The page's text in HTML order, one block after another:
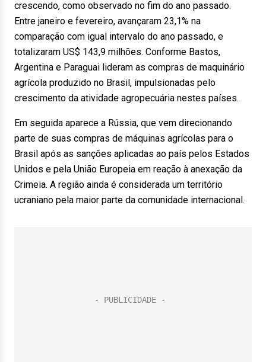
crescendo, como observado no fim do ano passado.
Entre janeiro e fevereiro, avançaram 23,1% na
comparação com igual intervalo do ano passado, e
totalizaram US$ 143,9 milhões. Conforme Bastos,
Argentina e Paraguai lideram as compras de maquinário
agrícola produzido no Brasil, impulsionadas pelo
crescimento da atividade agropecuária nestes países.
Em seguida aparece a Rússia, que vem direcionando
parte de suas compras de máquinas agrícolas para o
Brasil após as sanções aplicadas ao país pelos Estados
Unidos e pela União Europeia em reação à anexação da
Crimeia. A região ainda é considerada um território
ucraniano pela maior parte da comunidade internacional.